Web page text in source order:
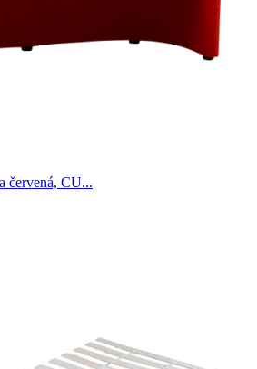
červená, CU...